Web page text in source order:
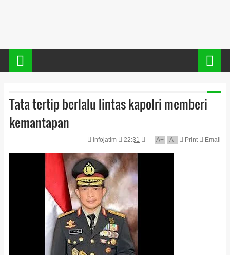
Tata tertip berlalu lintas kapolri memberi
kemantapan
infojatim 22:31 A+ A- Print Email